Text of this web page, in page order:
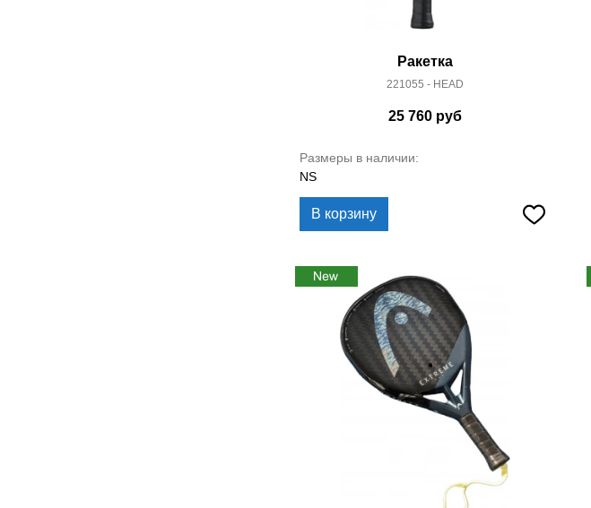
Ракетка
221055 - HEAD
25 760 руб
Размеры в наличии:
NS
В корзину